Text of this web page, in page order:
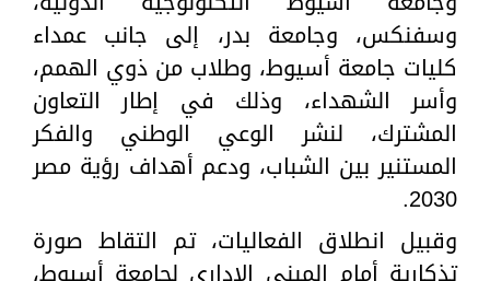
وسفنكس، وجامعة بدر، إلى جانب عمداء
كليات جامعة أسيوط، وطلاب من ذوي الهمم،
وأسر الشهداء، وذلك في إطار التعاون
المشترك، لنشر الوعي الوطني والفكر
المستنير بين الشباب، ودعم أهداف رؤية مصر
2030.
وقبيل انطلاق الفعاليات، تم التقاط صورة